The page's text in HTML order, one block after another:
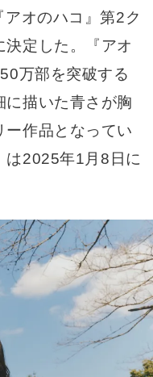
オのハコ』第2ク
定した。『アオ
万部を突破する
に描いた青さが胸
ー作品となってい
は2025年1月8日に